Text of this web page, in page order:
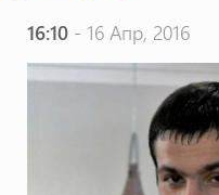
16:10- 16 Апр, 2016